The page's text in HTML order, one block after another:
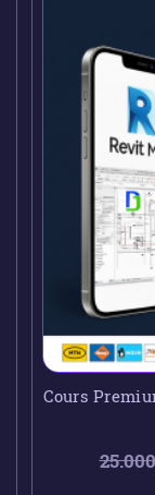
Cours